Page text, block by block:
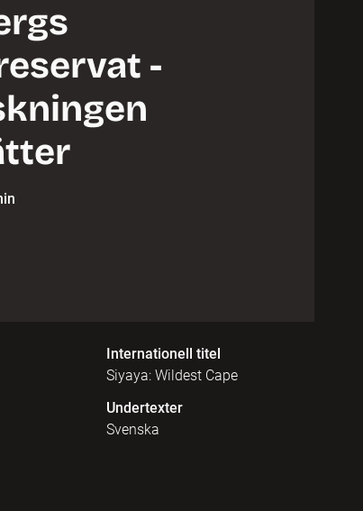
-
Internationell titel
Siyaya: Wildest Cape
Undertexter
Svenska